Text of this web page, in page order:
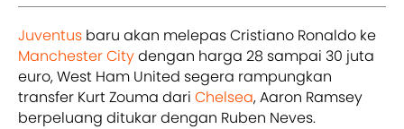
Juventus baru akan melepas Cristiano Ronaldo ke
Manchester Citydengan harga 28 sampai 30 juta
euro, West Ham United segera rampungkan
transfer Kurt Zouma dari Chelsea, Aaron Ramsey
berpeluang ditukar dengan Ruben Neves.